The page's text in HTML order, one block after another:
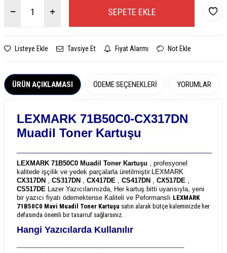
SEPETE EKLE
Listeye Ekle Tavsiye Et Fiyat Alarmı Not Ekle
ÜRÜN AÇIKLAMASI ÖDEME SEÇENEKLERI YORUMLAR
LEXMARK 71B50C0-CX317DN
Muadil Toner Kartuşu
LEXMARK 71B50C0 Muadil Toner Kartuşu , profesyonel
kalitede işçilik ve yedek parçalarla üretilmiştir. LEXMARK
CX317DN , CS317DN , CX417DE , CS417DN , CX517DE ,
CS517DE Lazer Yazıcılarınızda, Her kartuş bitti uyarısıyla, yeni
bir yazıcı fiyatı ödemektense Kaliteli ve Peformanslı LEXMARK
71B50C0 Mavi Muadil Toner Kartuşu satın alarak bütçe kaleminizde her
defasında önemli bir tasarruf sağlarsınız.
Hangi Yazıcılarda Kullanılır